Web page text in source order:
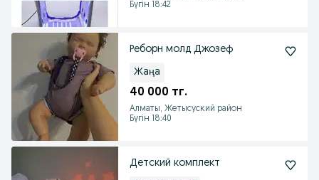
Бүгін 18:42
Реборн молд Джозеф
Жаңа
40 000 тг.
Алматы, Жетысуский район
Бүгін 18:40
Детский комплект